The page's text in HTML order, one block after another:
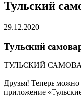
Тульский
29.12.2020
Тульский
ТУЛЬСКИЙ
Друзья! Теперь можно
приложение